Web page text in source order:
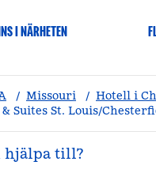
I NÄRHETEN
/ Missouri / Hotell i
Suites St. Louis/
hjälpa till?